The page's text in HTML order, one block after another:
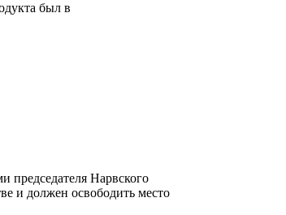
был в
председателя Нарвского
и должен освободить место